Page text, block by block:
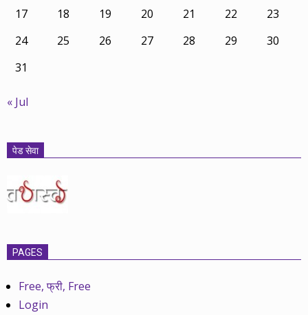
17 18 19 20 21 22
23
24
25 26 27 28 29
30
31
« Jul
पेड सेवा
PAGES
Free, फ्री, Free
Login